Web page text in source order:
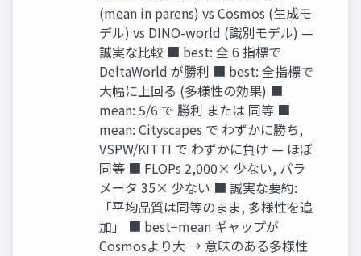
(mean in parens) vs Cosmos (生成モ
デル) vs DINO-world (識別モデル) —
誠実な比較 ■ best: 全 6 指標で
DeltaWorld が勝利 ■ best: 全指標で
大幅に上回る (多様性の効果) ■
mean: 5/6 で 勝利 または 同等 ■
mean: Cityscapes で わずかに勝ち,
VSPW/KITTI で わずかに負け — ほぼ
同等 ■ FLOPs 2,000× 少ない, パラ
メータ 35× 少ない ■ 誠実な要約:
「平均品質は同等のまま, 多様性を追
加」 ■ best−mean ギャップが
Cosmosより大 → 意味のある多様性